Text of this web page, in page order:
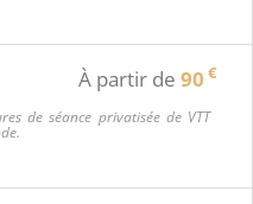
À partir de 90 €
de séance privatisée de VTT